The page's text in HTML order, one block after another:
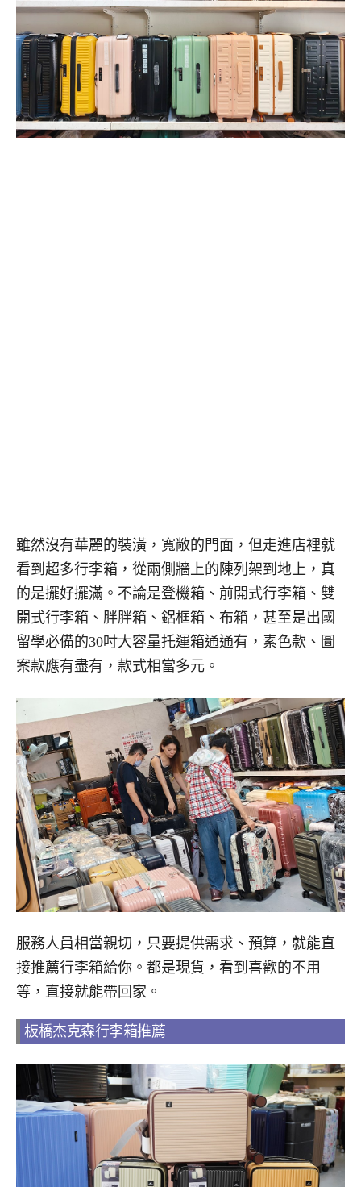
雖然沒有華麗的裝潢，寬敞的門面，但走進店裡就
看到超多行李箱，從兩側牆上的陳列架到地上，真
的是擺好擺滿。不論是登機箱、前開式行李箱、雙
開式行李箱、胖胖箱、鋁框箱、布箱，甚至是出國
留學必備的30吋大容量托運箱通通有，素色款、圖
案款應有盡有，款式相當多元。
服務人員相當親切，只要提供需求、預算，就能直
接推薦行李箱給你。都是現貨，看到喜歡的不用
等，直接就能帶回家。
板橋杰克森行李箱推薦